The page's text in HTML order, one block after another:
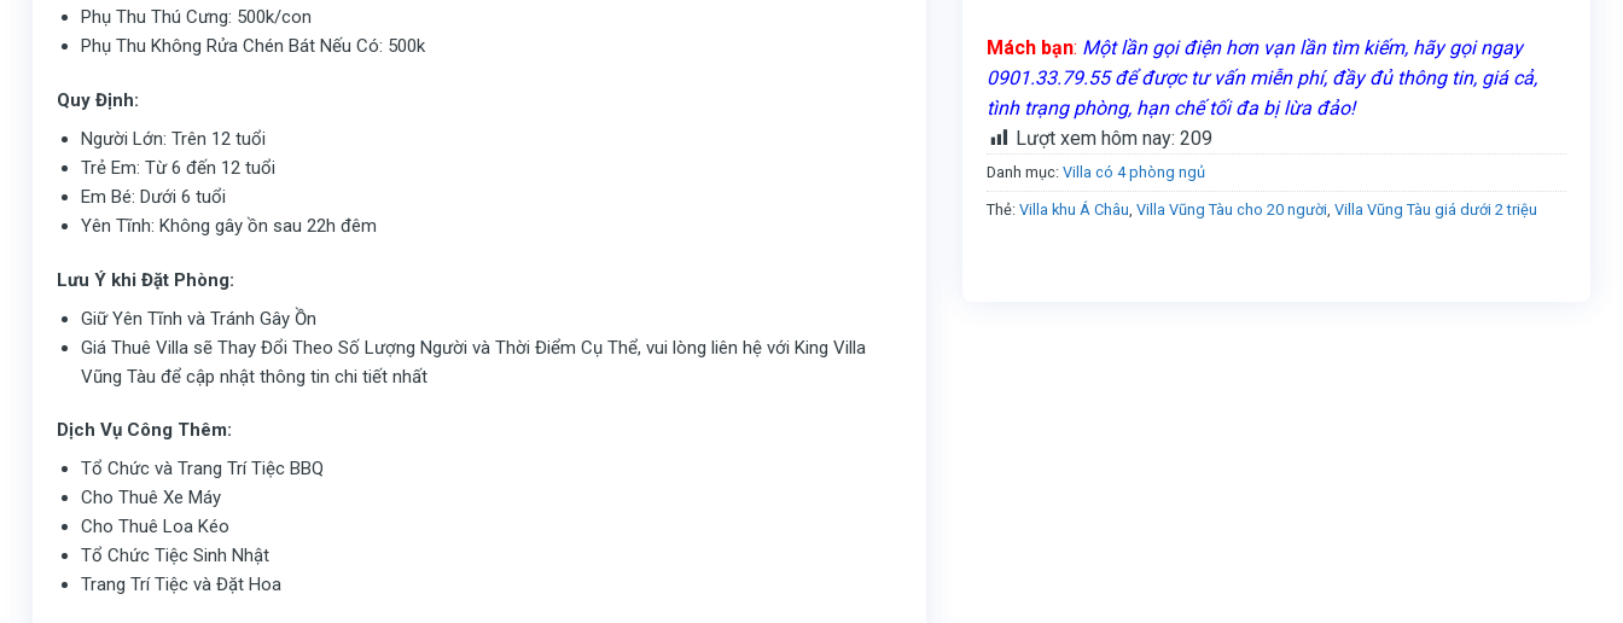
Phụ Thu Thú Cưng: 500k/con
Phụ Thu Không Rửa Chén Bát Nếu Có: 500k
Quy Định:
Người Lớn: Trên 12 tuổi
Trẻ Em: Từ 6 đến 12 tuổi
Em Bé: Dưới 6 tuổi
Yên Tĩnh: Không gây ồn sau 22h đêm
Lưu Ý khi Đặt Phòng:
Giữ Yên Tĩnh và Tránh Gây Ồn
Giá Thuê Villa sẽ Thay Đổi Theo Số Lượng Người và Thời Điểm Cụ Thể, vui lòng liên hệ với King Villa
Vũng Tàu để cập nhật thông tin chi tiết nhất
Dịch Vụ Công Thêm:
Tổ Chức và Trang Trí Tiệc BBQ
Cho Thuê Xe Máy
Cho Thuê Loa Kéo
Tổ Chức Tiệc Sinh Nhật
Trang Trí Tiệc và Đặt Hoa
Mách bạn: Một lần gọi điện hơn vạn lần tìm kiếm, hãy gọi ngay
0901.33.79.55 để được tư vấn miễn phí, đầy đủ thông tin, giá cả,
tình trạng phòng, hạn chế tối đa bị lừa đảo!
Lượt xem hôm nay: 209
Danh mục: Villa có 4 phòng ngủ
Thẻ: Villa khu Á Châu Villa Vũng Tàu cho 20 người Villa Vũng Tàu giá dưới 2 triệu